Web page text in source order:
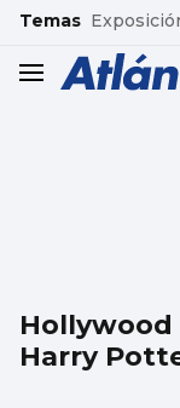
common.go-to-
Temas
Harry